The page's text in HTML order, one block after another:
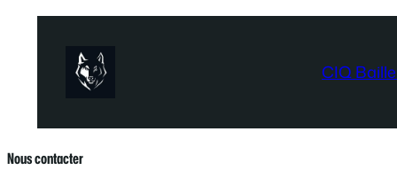
Aller
CIQ
Nous contacter